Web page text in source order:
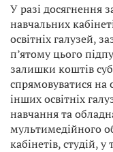
У разі досягнення
навчальних
освітніх галузей,
п’ятому цього
залишки коштів
спрямовуватися на
інших освітніх
навчання та
мультимедійного
кабінетів, студій, у